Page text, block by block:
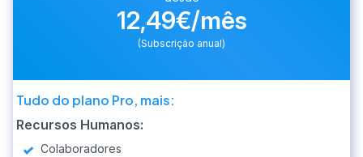
12,49€/mês
(Subscrição anual)
Tudo do plano Pro, mais:
Recursos Humanos:
Colaboradores